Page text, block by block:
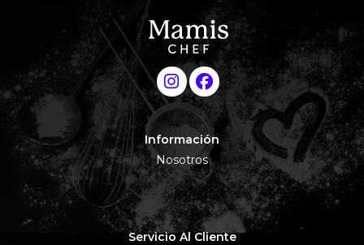
Información
Nosotros
Servicio Al Cliente